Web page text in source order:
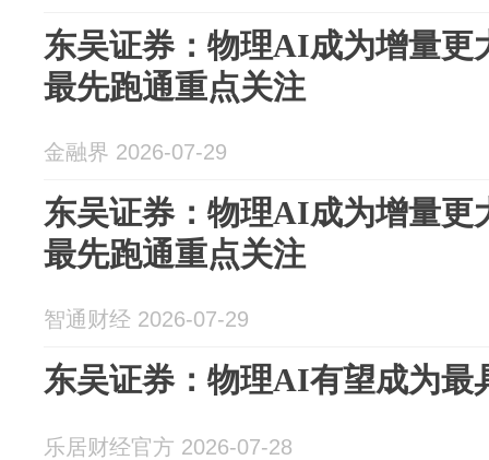
东吴证券：物理AI成为增量更
最先跑通重点关注
金融界 2026-07-29
东吴证券：物理AI成为增量更
最先跑通重点关注
智通财经 2026-07-29
东吴证券：物理AI有望成为最
乐居财经官方 2026-07-28